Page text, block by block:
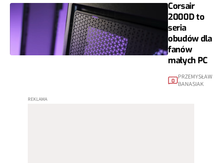
Corsair
2000D to
seria
obudów dla
fanów
małych PC
0
PRZEMYSŁAW
BANASIAK